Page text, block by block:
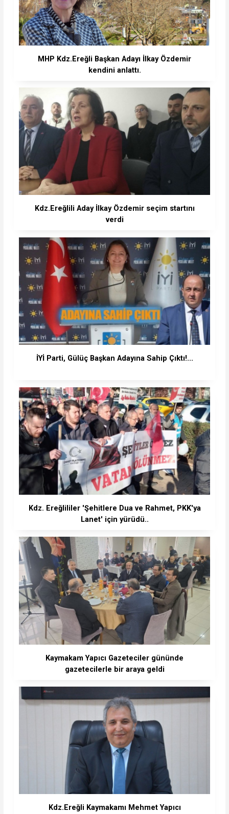
MHP Kdz.Ereğli Başkan Adayı İlkay Özdemir
kendini anlattı.
Kdz.Ereğlili Aday İlkay Özdemir seçim startını
verdi
İYİ Parti, Gülüç Başkan Adayına Sahip Çıktı!...
Kdz. Ereğlililer 'Şehitlere Dua ve Rahmet, PKK'ya
Lanet' için yürüdü..
Kaymakam Yapıcı Gazeteciler gününde
gazetecilerle bir araya geldi
Kdz.Ereğli Kaymakamı Mehmet Yapıcı